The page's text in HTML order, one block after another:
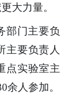
大力量。
部门主要负
主要负责人
点实验室主
余人参加。